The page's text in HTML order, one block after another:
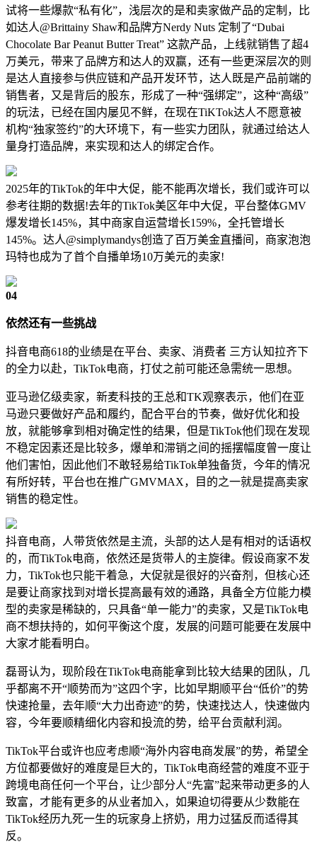
试将一些爆款“私有化”，浅层次的是和卖家做产品的定制，比
如达人@Brittainy Shaw和品牌方Nerdy Nuts 定制了“Dubai
Chocolate Bar Peanut Butter Treat” 这款产品，上线就销售了超4
万美元，带来了品牌方和达人的双赢，还有一些更深层次的则
是达人直接参与供应链和产品开发环节，达人既是产品前端的
销售者，又是背后的股东，形成了一种“强绑定”，这种“高级”
的玩法，已经在国内屡见不鲜，在现在TiKTok达人不愿意被
机构“独家签约”的大环境下，有一些实力团队，就通过给达人
量身打造品牌，来实现和达人的绑定合作。
2025年的TikTok的年中大促，能不能再次增长，我们或许可以
参考往期的数据!去年的TikTok美区年中大促，平台整体GMV
爆发增长145%，其中商家自运营增长159%，全托管增长
145%。达人@simplymandys创造了百万美金直播间，商家泡泡
玛特也成为了首个自播单场10万美元的卖家!
04
依然还有一些挑战
抖音电商618的业绩是在平台、卖家、消费者 三方认知拉齐下
的全力以赴，TikTok电商，打仗之前可能还急需统一思想。
亚马逊亿级卖家，新麦科技的王总和TK观察表示，他们在亚
马逊只要做好产品和履约，配合平台的节奏，做好优化和投
放，就能够拿到相对确定性的结果，但是TikTok他们现在发现
不稳定因素还是比较多，爆单和滞销之间的摇摆幅度曾一度让
他们害怕，因此他们不敢轻易给TikTok单独备货，今年的情况
有所好转，平台也在推广GMVMAX，目的之一就是提高卖家
销售的稳定性。
抖音电商，人带货依然是主流，头部的达人是有相对的话语权
的，而TikTok电商，依然还是货带人的主旋律。假设商家不发
力，TikTok也只能干着急，大促就是很好的兴奋剂，但核心还
是要让商家找到对增长提高最有效的通路，具备全方位能力模
型的卖家是稀缺的，只具备“单一能力”的卖家，又是TikTok电
商不想扶持的，如何平衡这个度，发展的问题可能要在发展中
大家才能看明白。
磊哥认为，现阶段在TikTok电商能拿到比较大结果的团队，几
乎都离不开“顺势而为”这四个字，比如早期顺平台“低价”的势
快速抢量，去年顺“大力出奇迹”的势，快速找达人，快速做内
容，今年要顺精细化内容和投流的势，给平台贡献利润。
TikTok平台或许也应考虑顺“海外内容电商发展”的势，希望全
方位都要做好的难度是巨大的，TikTok电商经营的难度不亚于
跨境电商任何一个平台，让少部分人“先富”起来带动更多的人
致富，才能有更多的从业者加入，如果迫切得要从少数能在
TikTok经历九死一生的玩家身上挤奶，用力过猛反而适得其
反。